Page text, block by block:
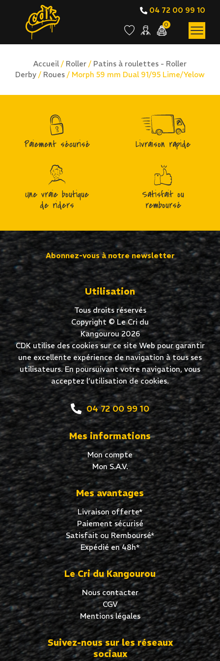
04 72 00 99 10
0
Accueil / Roller / Patins à roulettes - Roller
Derby / Roues / Morph 59 mm Dual 91/95 Lime/Yelow
Paiement sécurisé Livraison rapide
Une vraie boutique
de riders
Satisfait ou
remboursé
Abonnez-vous à notre newsletter
Utilisation
Tous droits réservés
Copyright © Le Cri du
Kangourou 2026
CDK utilise des cookies sur ce site Web pour garantir
une excellente expérience de navigation à tous ses
utilisateurs. En poursuivant votre navigation, vous
acceptez l’utilisation de cookies.
04 72 00 99 10
Mes informations
Mon compte
Mon S.A.V.
Mes avantages
Livraison offerte*
Paiement sécurisé
Satisfait ou Remboursé*
Expédié en 48h*
Le Cri du Kangourou
Nous contacter
CGV
Mentions légales
Suivez-nous sur les réseaux
sociaux